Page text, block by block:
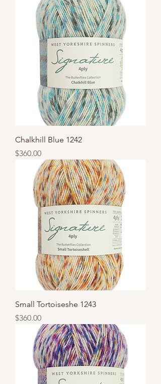
Chalkhill Blue 1242
價格
$360.00
Small Tortoiseshe 1243
價格
$360.00